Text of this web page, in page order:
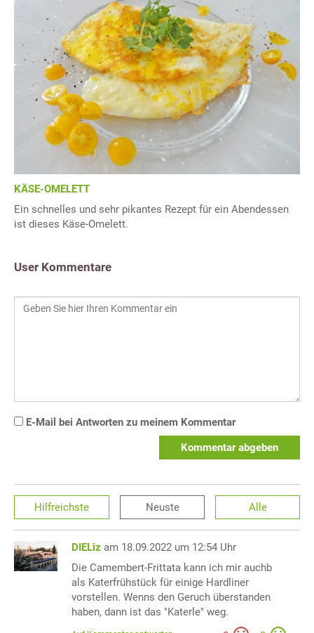
KÄSE-OMELETT
Ein schnelles und sehr pikantes Rezept für ein Abendessen
ist dieses Käse-Omelett.
User Kommentare
E-Mail bei Antworten zu meinem Kommentar
Kommentar abgeben
Hilfreichste Neuste Alle
DIELiz am 18.09.2022 um 12:54 Uhr
Die Camembert-Frittata kann ich mir auchb
als Katerfrühstück für einige Hardliner
vorstellen. Wenns den Geruch überstanden
haben, dann ist das "Katerle" weg.